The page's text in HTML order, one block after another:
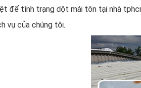
để tình trạng dột mái tôn tại nhà
vụ của chúng tôi.